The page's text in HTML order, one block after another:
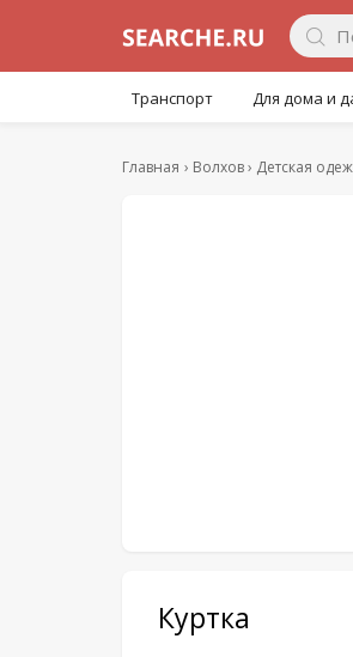
Транспорт Для дома и
Главная Волхов Детская
Куртка